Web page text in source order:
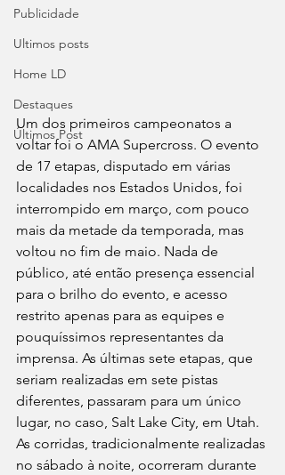
Publicidade
Ultimos posts
Home LD
Destaques
Últimos Post
Um dos primeiros campeonatos a
voltar foi o AMA Supercross. O evento
de 17 etapas, disputado em várias
localidades nos Estados Unidos, foi
interrompido em março, com pouco
mais da metade da temporada, mas
voltou no fim de maio. Nada de
público, até então presença essencial
para o brilho do evento, e acesso
restrito apenas para as equipes e
pouquíssimos representantes da
imprensa. As últimas sete etapas, que
seriam realizadas em sete pistas
diferentes, passaram para um único
lugar, no caso, Salt Lake City, em Utah.
As corridas, tradicionalmente realizadas
no sábado à noite, ocorreram durante